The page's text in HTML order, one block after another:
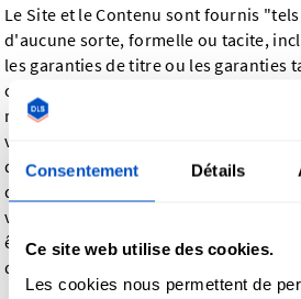
Consentement Détails
Ce site web utilise des cookies.
Les cookies nous permettent de
Le Site et le Contenu sont fournis
d'aucune sorte, formelle ou tacite,
les garanties de titre ou les garanties
commercialisation ou d'adéquation à
reconnaissez, en utilisant le Site, que
votre seul risque, que vous assumez
de tous les coûts associés aux
d'entretien de tout équipement que
votre utilisation du Site, et que Dutch
être tenu responsable pour tout
que ce soit en lien avec cet usage.